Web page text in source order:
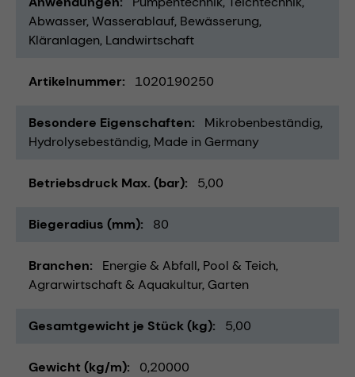
Abwasser Wasserablauf Bewässerung
Kläranlagen Landwirtschaft
Artikelnummer 1020190250
Besondere Eigenschaften
Mikrobenbeständig
Hydrolysebeständig Made in Germany
Betriebsdruck Max. (bar) 5,00
Biegeradius (mm) 80
Branchen Energie & Abfall Pool & Teich
Agrarwirtschaft & Aquakultur Garten
Gesamtgewicht je Stück (kg) 5,00
Gewicht (kg/m) 0,20000